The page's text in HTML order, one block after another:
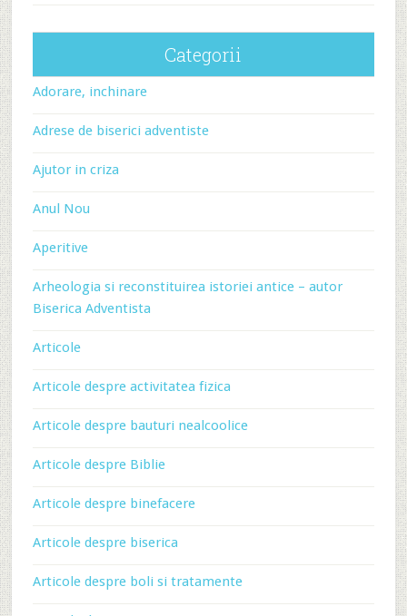
Categorii
Adorare, inchinare
Adrese de biserici adventiste
Ajutor in criza
Anul Nou
Aperitive
Arheologia si reconstituirea istoriei antice – autor
Biserica Adventista
Articole
Articole despre activitatea fizica
Articole despre bauturi nealcoolice
Articole despre Biblie
Articole despre binefacere
Articole despre biserica
Articole despre boli si tratamente